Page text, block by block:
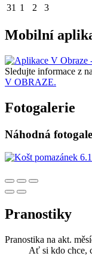
31 1 2 3
Mobilní
Sledujte informace z
V OBRAZE.
Fotogalerie
Náhodná
Pranostiky
Pranostika na akt.
Ať si kdo chce,